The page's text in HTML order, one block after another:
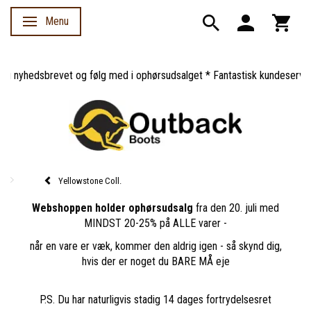
Skifte navigation
Menu
og følg med i ophørsudsalget * Fantastisk kundeservice *
Yellowstone Coll.
Webshoppen holder ophørsudsalg fra den 20. juli med
MINDST 20-25% på ALLE varer -
når en vare er væk, kommer den aldrig igen - så skynd dig,
hvis der er noget du BARE MÅ eje
P.S. Du har naturligvis stadig 14 dages fortrydelsesret